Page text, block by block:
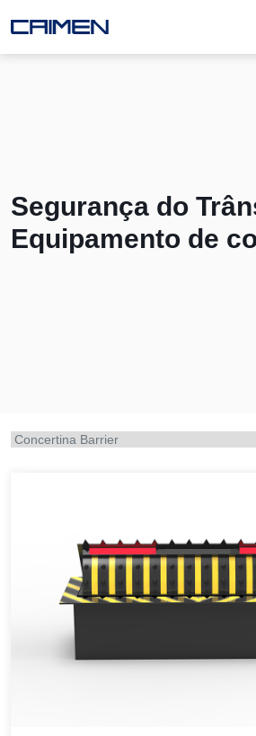
Segurança do
Equipamento de